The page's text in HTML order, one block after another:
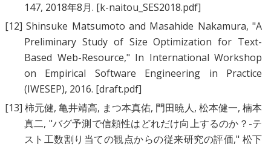
147, 2018年8月. [k-naitou_SES2018.pdf]
[12] Shinsuke Matsumoto and Masahide Nakamura, "A
Preliminary Study of Size Optimization for Text-
Based Web-Resource," In International Workshop
on Empirical Software Engineering in Practice
(IWESEP), 2016. [draft.pdf]
[13] 柿元健, 亀井靖高, まつ本真佑, 門田暁人, 松本健一, 楠本
真二, "バグ予測で信頼性はどれだけ向上するのか？-テ
スト工数割り当ての観点からの従来研究の評価," 松下